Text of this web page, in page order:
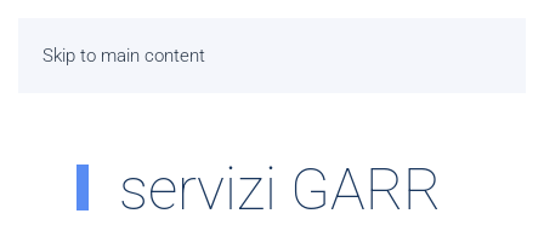
Skip to main content
servizi GARR